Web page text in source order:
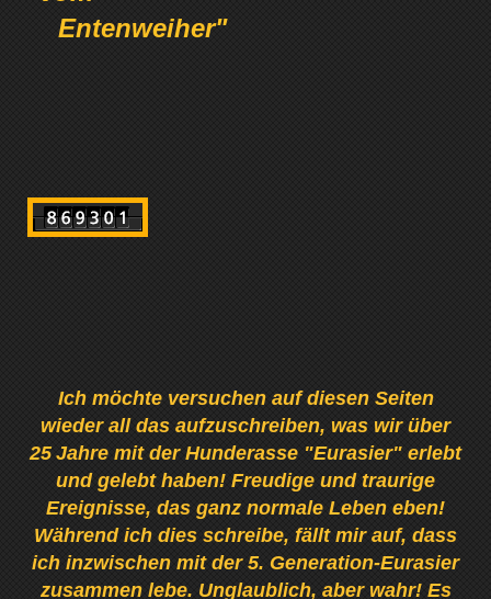
Entenweiher"
Ich möchte versuchen auf diesen Seiten
wieder all das aufzuschreiben, was wir über
25 Jahre mit der Hunderasse "Eurasier" erlebt
und gelebt haben! Freudige und traurige
Ereignisse, das ganz normale Leben eben!
Während ich dies schreibe, fällt mir auf, dass
ich inzwischen mit der 5. Generation-Eurasier
zusammen lebe. Unglaublich, aber wahr! Es